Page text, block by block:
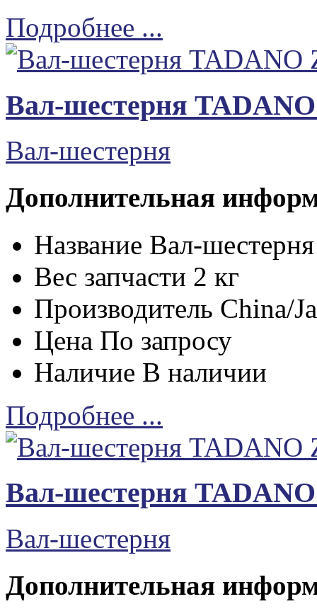
Подробнее ...
Вал-шестерня
Вал-шестерня
Дополнительная
Название Вал-
Вес запчасти 2 кг
Производитель China/
Цена По запросу
Наличие В наличии
Подробнее ...
Вал-шестерня
Вал-шестерня
Дополнительная